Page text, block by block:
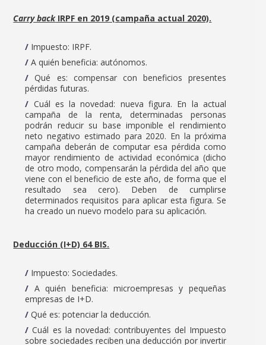
Carry backIRPF en 2019 (campaña actual 2020).
Impuesto: IRPF.
A quién beneficia: autónomos.
Qué es: compensar con beneficios presentes
pérdidas futuras.
Cuál es la novedad: nueva figura. En la actual
campaña de la renta, determinadas personas
podrán reducir su base imponible el rendimiento
neto negativo estimado para 2020. En la próxima
campaña deberán de computar esa pérdida como
mayor rendimiento de actividad económica (dicho
de otro modo, compensarán la pérdida del año que
viene con el beneficio de este año, de forma que el
resultado sea cero). Deben de cumplirse
determinados requisitos para aplicar esta figura. Se
ha creado un nuevo modelo para su aplicación.
Deducción (I+D) 64 BIS.
Impuesto: Sociedades.
A quién beneficia: microempresas y pequeñas
empresas de I+D.
Qué es: potenciar la deducción.
Cuál es la novedad: contribuyentes del Impuesto
sobre sociedades reciben una deducción por invertir